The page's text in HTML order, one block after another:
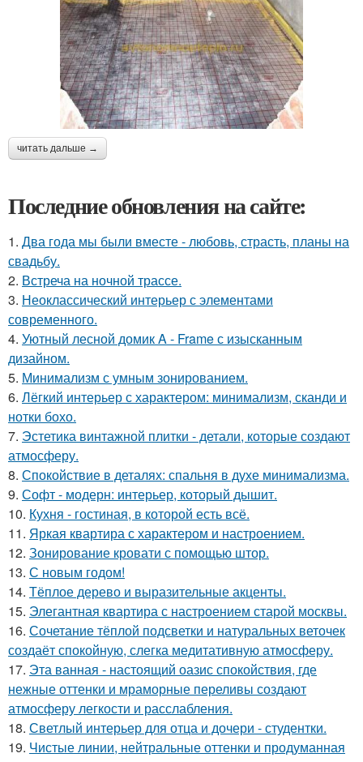
читать дальше →
Последние обновления на сайте:
1. Два года мы были вместе - любовь, страсть, планы на
свадьбу.
2. Встреча на ночной трассе.
3. Неоклассический интерьер с элементами
современного.
4. Уютный лесной домик A - Frame с изысканным
дизайном.
5. Минимализм с умным зонированием.
6. Лёгкий интерьер с характером: минимализм, сканди и
нотки бохо.
7. Эстетика винтажной плитки - детали, которые создают
атмосферу.
8. Спокойствие в деталях: спальня в духе минимализма.
9. Софт - модерн: интерьер, который дышит.
10. Кухня - гостиная, в которой есть всё.
11. Яркая квартира с характером и настроением.
12. Зонирование кровати с помощью штор.
13. С новым годом!
14. Тёплое дерево и выразительные акценты.
15. Элегантная квартира с настроением старой москвы.
16. Сочетание тёплой подсветки и натуральных веточек
создаёт спокойную, слегка медитативную атмосферу.
17. Эта ванная - настоящий оазис спокойствия, где
нежные оттенки и мраморные переливы создают
атмосферу легкости и расслабления.
18. Светлый интерьер для отца и дочери - студентки.
19. Чистые линии, нейтральные оттенки и продуманная